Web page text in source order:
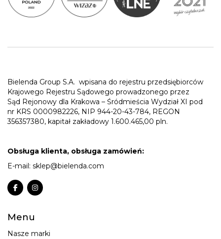
Bielenda Group S.A. wpisana do rejestru przedsiębiorców
Krajowego Rejestru Sądowego prowadzonego przez
Sąd Rejonowy dla Krakowa – Śródmieścia Wydział XI pod
nr KRS 0000982226, NIP 944-20-43-784, REGON
356357380, kapitał zakładowy 1.600.465,00 pln.
Obsługa klienta, obsługa zamówień:
E-mail: sklep@bielenda.com
Menu
Nasze marki